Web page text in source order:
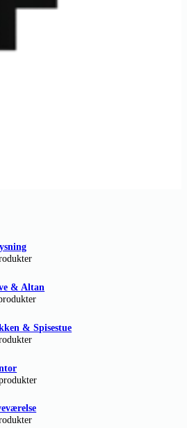
& Altan
& Spisestue